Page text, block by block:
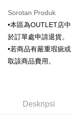
Limited
Union Bank of
Yuanta
Bank Komersial
Bank
Yuanta Commercial
Bank Komersial
Bank Antarabangsa
Syarikat Kad
Taiwan
Pemindahan ATM
Pilihan
Sorotan Produk
•本區為OUTLET店
於訂單處申請退貨。
•若商品有嚴重瑕疵
取該商品費用。
Deskripsi